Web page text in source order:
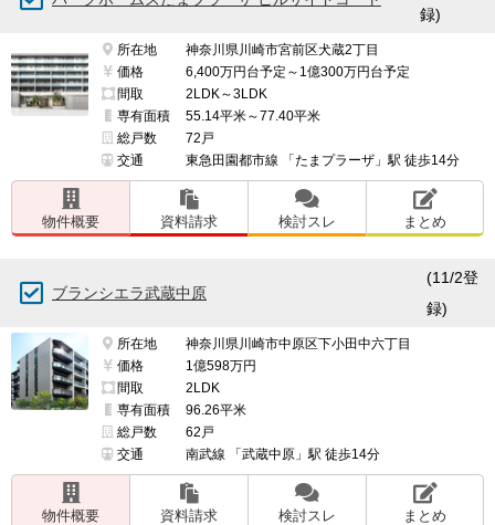
録)
所在地
神奈川県川崎市宮前区犬蔵2丁目
価格
6,400万円台予定～1億300万円台予定
間取
2LDK～3LDK
専有面積
55.14平米～77.40平米
総戸数
72戸
交通
東急田園都市線 「たまプラーザ」駅 徒歩14分
物件概要 資料請求 検討スレ まとめ
ブランシエラ武蔵中原
(11/2登
録)
所在地
神奈川県川崎市中原区下小田中六丁目
価格
1億598万円
間取
2LDK
専有面積
96.26平米
総戸数
62戸
交通
南武線 「武蔵中原」駅 徒歩14分
物件概要 資料請求 検討スレ まとめ